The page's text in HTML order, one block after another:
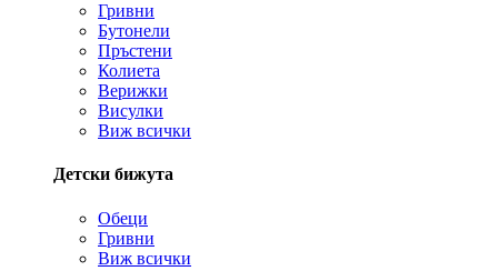
Гривни
Бутонели
Пръстени
Колиета
Верижки
Висулки
Виж всички
Детски бижута
Обеци
Гривни
Виж всички